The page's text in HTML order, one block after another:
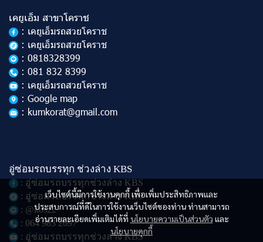
เว็บไซต์นี้มีการใช้งานคุกกี้ เพื่อเพิ่มประสิทธิภาพและ
ประสบการณ์ที่ดีในการใช้งานเว็บไซต์ของท่าน ท่านสามารถ
อ่านรายละเอียดเพิ่มเติมได้ที่ นโยบายความเป็นส่วนตัว และ
นโยบายคุกกี้
เคยูเอ็ม สาขาโคราช
: เคยูเอ็มรถสวยโคราช
: เคยูเอ็มรถสวยโคราช
: 0818328399
: 081 832 8399
: เคยูเอ็มรถสวยโคราช
: Google map
: kumkorat@gmail.com
อู่ซ่อมรถบรรทุก ช่วงล่าง KBS
: อู่ซ่อมรถบรรทุกช่วงล่าง KBS
: อู่ซ่อมรถบรรทุกช่วงล่าง KBS
: @kbs22
: 064 983 2697
: อู่ซ่อมรถบรรทุกช่วงล่าง KBS